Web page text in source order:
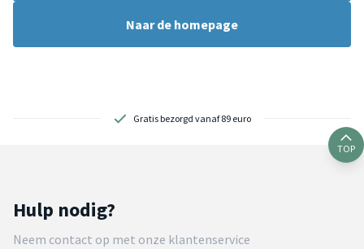
Naar de homepage
Gratis bezorgd vanaf 89 euro
TOP
Hulp nodig?
Neem contact op met onze klantenservice